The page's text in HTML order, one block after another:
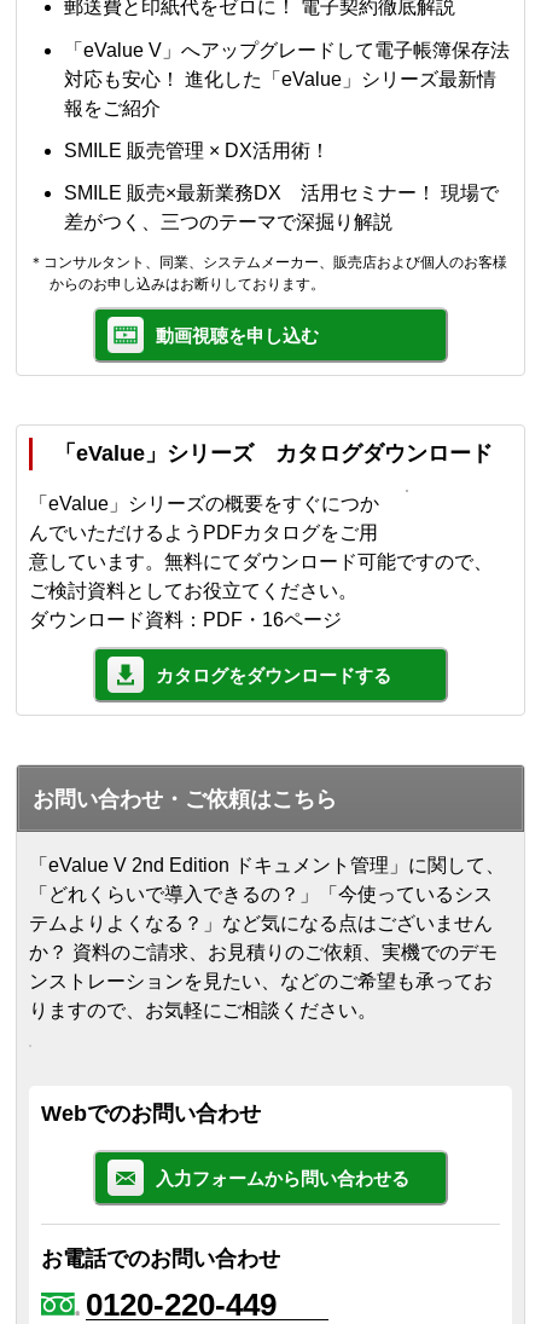
郵送費と印紙代をゼロに！ 電子契約徹底解説
「eValue V」へアップグレードして電子帳簿保存法
対応も安心！ 進化した「eValue」シリーズ最新情
報をご紹介
SMILE 販売管理 × DX活用術！
SMILE 販売×最新業務DX 活用セミナー！ 現場で
差がつく、三つのテーマで深掘り解説
＊コンサルタント、同業、システムメーカー、販売店および個人のお客様
からのお申し込みはお断りしております。
動画視聴を申し込む
「eValue」シリーズ カタログダウンロード
「eValue」シリーズの概要をすぐにつか
んでいただけるようPDFカタログをご用
意しています。無料にてダウンロード可能ですので、
ご検討資料としてお役立てください。
ダウンロード資料：PDF・16ページ
カタログをダウンロードする
お問い合わせ・ご依頼はこちら
「eValue V 2nd Edition ドキュメント管理」に関して、
「どれくらいで導入できるの？」「今使っているシス
テムよりよくなる？」など気になる点はございません
か？ 資料のご請求、お見積りのご依頼、実機でのデモ
ンストレーションを見たい、などのご希望も承ってお
りますので、お気軽にご相談ください。
Webでのお問い合わせ
入力フォームから問い合わせる
お電話でのお問い合わせ
0120-220-449